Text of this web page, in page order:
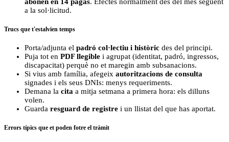
a la sol·licitud.
Trucs que t'estalvien temps
Porta/adjunta el padró col·lectiu i històric des del principi.
Puja tot en PDF llegible i agrupat (identitat, padró, ingressos,
discapacitat) perquè no et maregin amb subsanacions.
Si vius amb família, afegeix autoritzacions de consulta
signades i els seus DNIs: menys requeriments.
Demana la cita a mitja setmana a primera hora: els dilluns
volen.
Guarda resguard de registre i un llistat del que has aportat.
Errors típics que et poden fotre el tràmit